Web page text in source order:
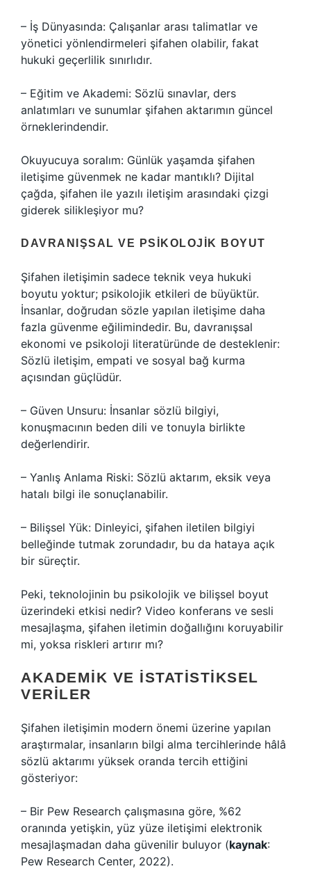
– İş Dünyasında: Çalışanlar arası talimatlar ve
yönetici yönlendirmeleri şifahen olabilir, fakat
hukuki geçerlilik sınırlıdır.
– Eğitim ve Akademi: Sözlü sınavlar, ders
anlatımları ve sunumlar şifahen aktarımın güncel
örneklerindendir.
Okuyucuya soralım: Günlük yaşamda şifahen
iletişime güvenmek ne kadar mantıklı? Dijital
çağda, şifahen ile yazılı iletişim arasındaki çizgi
giderek silikleşiyor mu?
DAVRANIŞSAL VE PSIKOLOJIK BOYUT
Şifahen iletişimin sadece teknik veya hukuki
boyutu yoktur; psikolojik etkileri de büyüktür.
İnsanlar, doğrudan sözle yapılan iletişime daha
fazla güvenme eğilimindedir. Bu, davranışsal
ekonomi ve psikoloji literatüründe de desteklenir:
Sözlü iletişim, empati ve sosyal bağ kurma
açısından güçlüdür.
– Güven Unsuru: İnsanlar sözlü bilgiyi,
konuşmacının beden dili ve tonuyla birlikte
değerlendirir.
– Yanlış Anlama Riski: Sözlü aktarım, eksik veya
hatalı bilgi ile sonuçlanabilir.
– Bilişsel Yük: Dinleyici, şifahen iletilen bilgiyi
belleğinde tutmak zorundadır, bu da hataya açık
bir süreçtir.
Peki, teknolojinin bu psikolojik ve bilişsel boyut
üzerindeki etkisi nedir? Video konferans ve sesli
mesajlaşma, şifahen iletimin doğallığını koruyabilir
mi, yoksa riskleri artırır mı?
AKADEMIK VE İSTATISTIKSEL
VERILER
Şifahen iletişimin modern önemi üzerine yapılan
araştırmalar, insanların bilgi alma tercihlerinde hâlâ
sözlü aktarımı yüksek oranda tercih ettiğini
gösteriyor:
– Bir Pew Research çalışmasına göre, %62
oranında yetişkin, yüz yüze iletişimi elektronik
mesajlaşmadan daha güvenilir buluyor (kaynak:
Pew Research Center, 2022).